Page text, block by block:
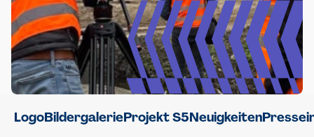
LogoBildergalerieProjekt S5Neuigkeiten